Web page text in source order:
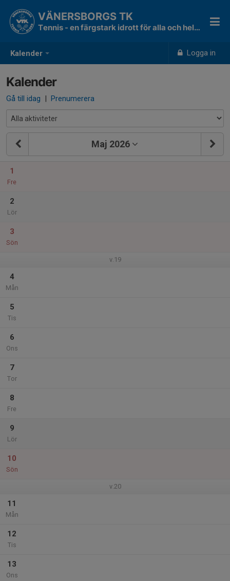
Kalender Logga in
VÄNERSBORGS TK
Tennis - en färgstark idrott för alla och hela livet!
Kalender
Gå till idag | Prenumerera
Maj 2026
1
Fre
2
Lör
3
Sön
v.19
4
Mån
5
Tis
6
Ons
7
Tor
8
Fre
9
Lör
10
Sön
v.20
11
Mån
12
Tis
13
Ons